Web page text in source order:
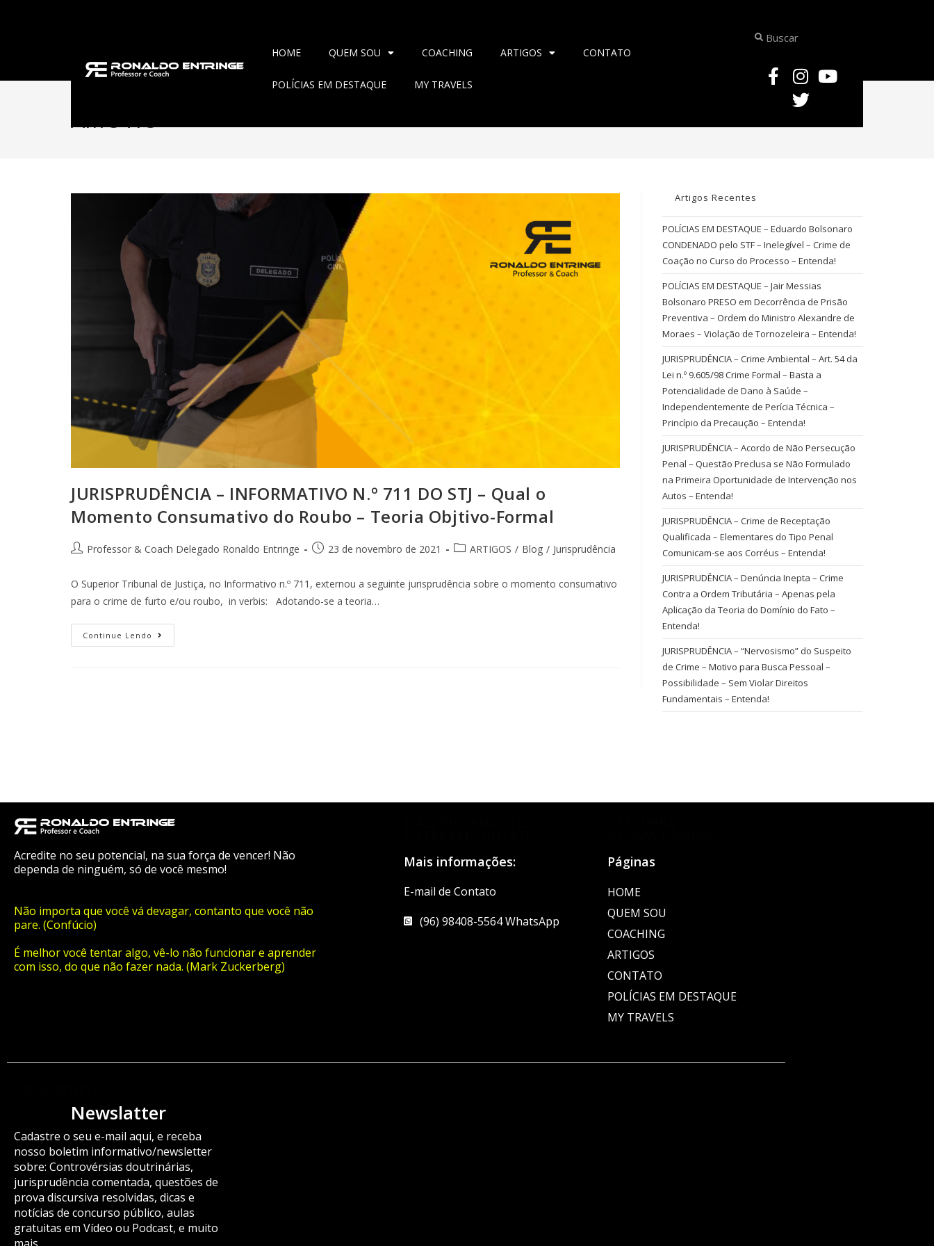
HOME QUEM SOU COACHING ARTIGOS CONTATO
POLÍCIAS EM DESTAQUE MY TRAVELS
AMOTIO
JURISPRUDÊNCIA – INFORMATIVO N.º 711 DO STJ – Qual o
Momento Consumativo do Roubo – Teoria Objtivo-Formal
Professor & Coach Delegado Ronaldo Entringe 23 de novembro de 2021 ARTIGOS / Blog / Jurisprudência
O Superior Tribunal de Justiça, no Informativo n.º 711, externou a seguinte jurisprudência sobre o momento consumativo
para o crime de furto e/ou roubo, in verbis: Adotando-se a teoria…
Continue Lendo
Artigos Recentes
POLÍCIAS EM DESTAQUE – Eduardo Bolsonaro
CONDENADO pelo STF – Inelegível – Crime de
Coação no Curso do Processo – Entenda!
POLÍCIAS EM DESTAQUE – Jair Messias
Bolsonaro PRESO em Decorrência de Prisão
Preventiva – Ordem do Ministro Alexandre de
Moraes – Violação de Tornozeleira – Entenda!
JURISPRUDÊNCIA – Crime Ambiental – Art. 54 da
Lei n.º 9.605/98 Crime Formal – Basta a
Potencialidade de Dano à Saúde –
Independentemente de Perícia Técnica –
Princípio da Precaução – Entenda!
JURISPRUDÊNCIA – Acordo de Não Persecução
Penal – Questão Preclusa se Não Formulado
na Primeira Oportunidade de Intervenção nos
Autos – Entenda!
JURISPRUDÊNCIA – Crime de Receptação
Qualificada – Elementares do Tipo Penal
Comunicam-se aos Corréus – Entenda!
JURISPRUDÊNCIA – Denúncia Inepta – Crime
Contra a Ordem Tributária – Apenas pela
Aplicação da Teoria do Domínio do Fato –
Entenda!
JURISPRUDÊNCIA – “Nervosismo” do Suspeito
de Crime – Motivo para Busca Pessoal –
Possibilidade – Sem Violar Direitos
Fundamentais – Entenda!
Acredite no seu potencial, na sua força de vencer! Não
dependa de ninguém, só de você mesmo!
Não importa que você vá devagar, contanto que você não
pare. (Confúcio)
É melhor você tentar algo, vê-lo não funcionar e aprender
com isso, do que não fazer nada. (Mark Zuckerberg)
Mais informações:
E-mail de Contato
(96) 98408-5564 WhatsApp
Páginas
HOME
QUEM SOU
COACHING
ARTIGOS
CONTATO
POLÍCIAS EM DESTAQUE
MY TRAVELS
Newslatter
Cadastre o seu e-mail aqui, e receba
nosso boletim informativo/newsletter
sobre: Controvérsias doutrinárias,
jurisprudência comentada, questões de
prova discursiva resolvidas, dicas e
notícias de concurso público, aulas
gratuitas em Vídeo ou Podcast, e muito